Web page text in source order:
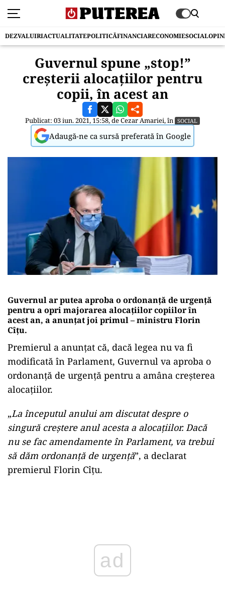
DEZVALUIRIACTUALITATEPOLITICĂFINANCIARECONOMIESOCIAL
Guvernul spune „stop!”
creșterii alocațiilor pentru
copii, în acest an
Publicat: 03 iun. 2021, 15:58, deCezar Amariei, în SOCIAL
Adaugă-ne ca sursă preferată în Google
Guvernul ar putea aproba o ordonanță de urgență
pentru a opri majorarea alocațiilor copiilor în
acest an, a anunțat joi primul – ministru Florin
Cîțu.
Premierul a anunțat că, dacă legea nu va fi
modificată în Parlament, Guvernul va aproba o
ordonanță de urgență pentru a amâna creșterea
alocațiilor.
„La începutul anului am discutat despre o
singură creștere anul acesta a alocațiilor. Dacă
nu se fac amendamente în Parlament, va trebui
să dăm ordonanță de urgență”, a declarat
premierul Florin Cîțu.